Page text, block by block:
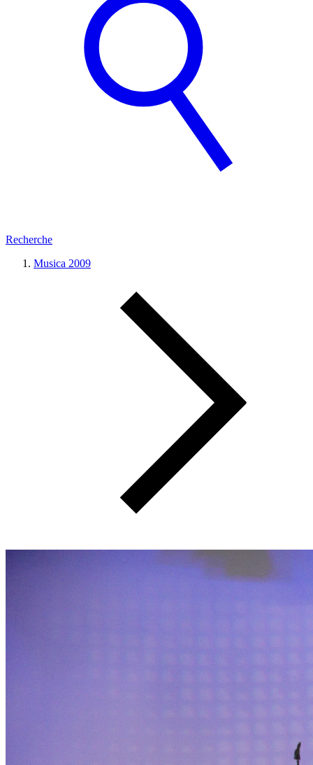
Recherche
Musica 2009